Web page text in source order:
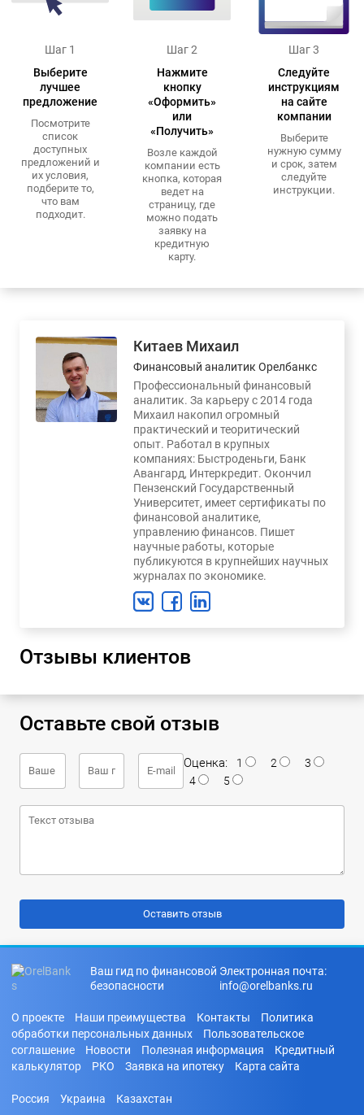
Шаг 1
Выберите
лучшее
предложение
Посмотрите
список
доступных
предложений и
их условия,
подберите то,
что вам
подходит.
Шаг 2
Нажмите
кнопку
«Оформить»
или
«Получить»
Возле каждой
компании есть
кнопка, которая
ведет на
страницу, где
можно подать
заявку на
кредитную
карту.
Шаг 3
Следуйте
инструкциям
на сайте
компании
Выберите
нужную сумму
и срок, затем
следуйте
инструкции.
Китаев Михаил
Финансовый аналитик Орелбанкс
Профессиональный финансовый
аналитик. За карьеру с 2014 года
Михаил накопил огромный
практический и теоритический
опыт. Работал в крупных
компаниях: Быстроденьги, Банк
Авангард, Интеркредит. Окончил
Пензенский Государственный
Университет, имеет сертификаты по
финансовой аналитике,
управлению финансов. Пишет
научные работы, которые
публикуются в крупнейших научных
журналах по экономике.
Отзывы клиентов
Оставьте свой отзыв
Оценка: 1 2
3
4
5
Ваш гид по финансовой
безопасности
Электронная почта:
info@orelbanks.ru
О проекте Наши преимущества Контакты
Политика
обработки персональных данных
Пользовательское
соглашение
Новости Полезная информация
Кредитный
калькулятор
РКО Заявка на ипотеку Карта сайта
Россия Украина Казахстан